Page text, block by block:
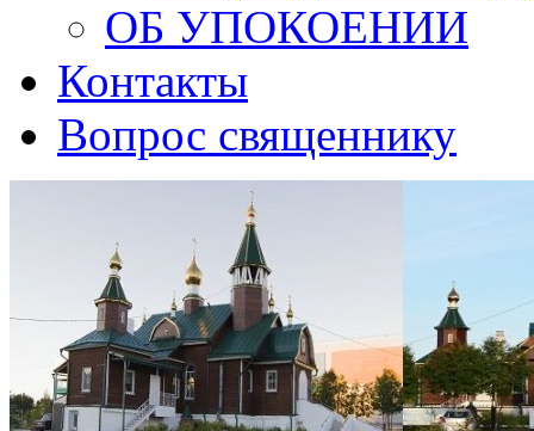
ОБ УПОКОЕНИИ
Контакты
Вопрос священнику